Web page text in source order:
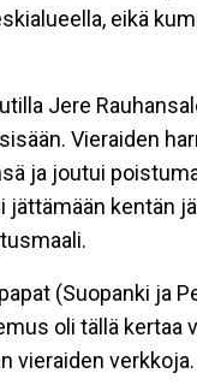
eikä
Jere
Vieraiden
ja joutui
jättämään kentän
(Suopanki ja
oli tällä kertaa
vieraiden verkkoja.